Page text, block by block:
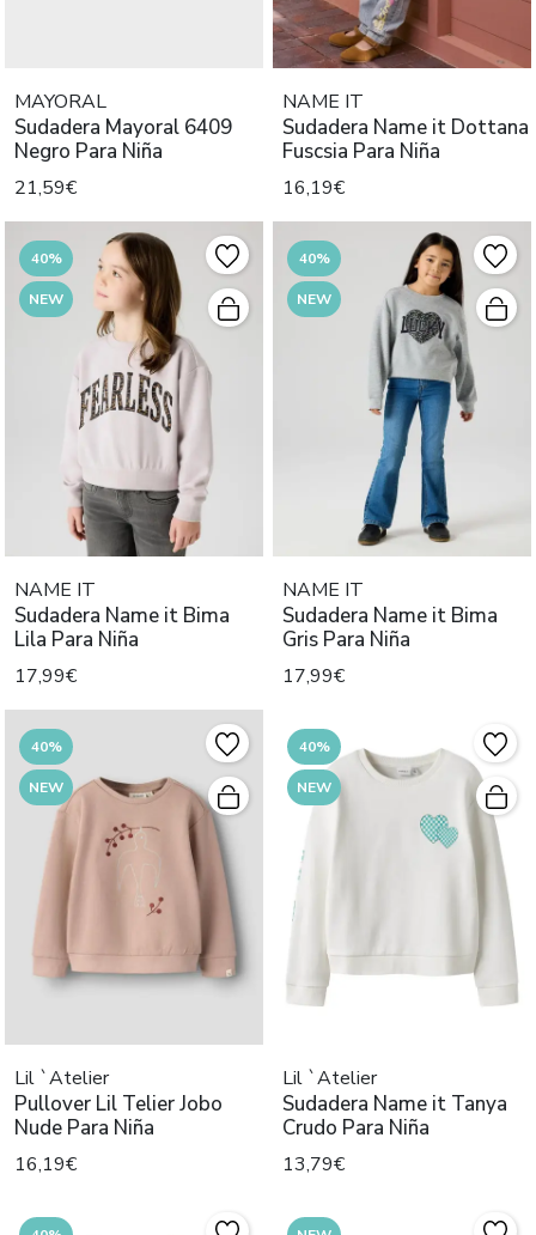
MAYORAL
Sudadera Mayoral 6409
Negro Para Niña
21,59€
NAME IT
Sudadera Name it Dottana
Fuscsia Para Niña
16,19€
40%
NEW
NAME IT
Sudadera Name it Bima
Lila Para Niña
17,99€
40%
NEW
NAME IT
Sudadera Name it Bima
Gris Para Niña
17,99€
40%
NEW
Lil `Atelier
Pullover Lil Telier Jobo
Nude Para Niña
16,19€
40%
NEW
Lil `Atelier
Sudadera Name it Tanya
Crudo Para Niña
13,79€